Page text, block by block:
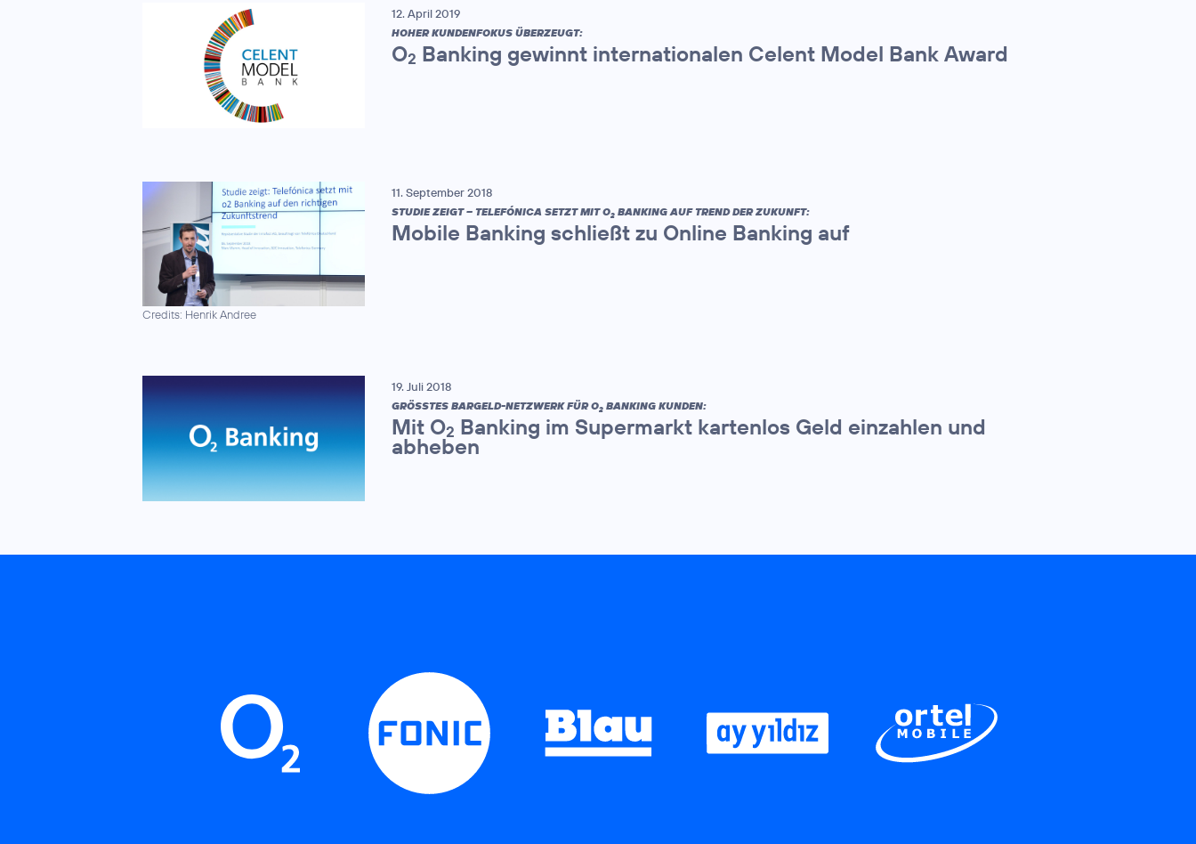
12. April 2019
HOHER KUNDENFOKUS ÜBERZEUGT:
O2 Banking gewinnt internationalen Celent Model Bank Award
Credits: Henrik Andree
11. September 2018
STUDIE ZEIGT – TELEFÓNICA SETZT MIT O2 BANKING AUF TREND DER ZUKUNFT:
Mobile Banking schließt zu Online Banking auf
19. Juli 2018
GRÖSSTES BARGELD-NETZWERK FÜR O 2 BANKING KUNDEN:
Mit O2 Banking im Supermarkt kartenlos Geld einzahlen und
abheben